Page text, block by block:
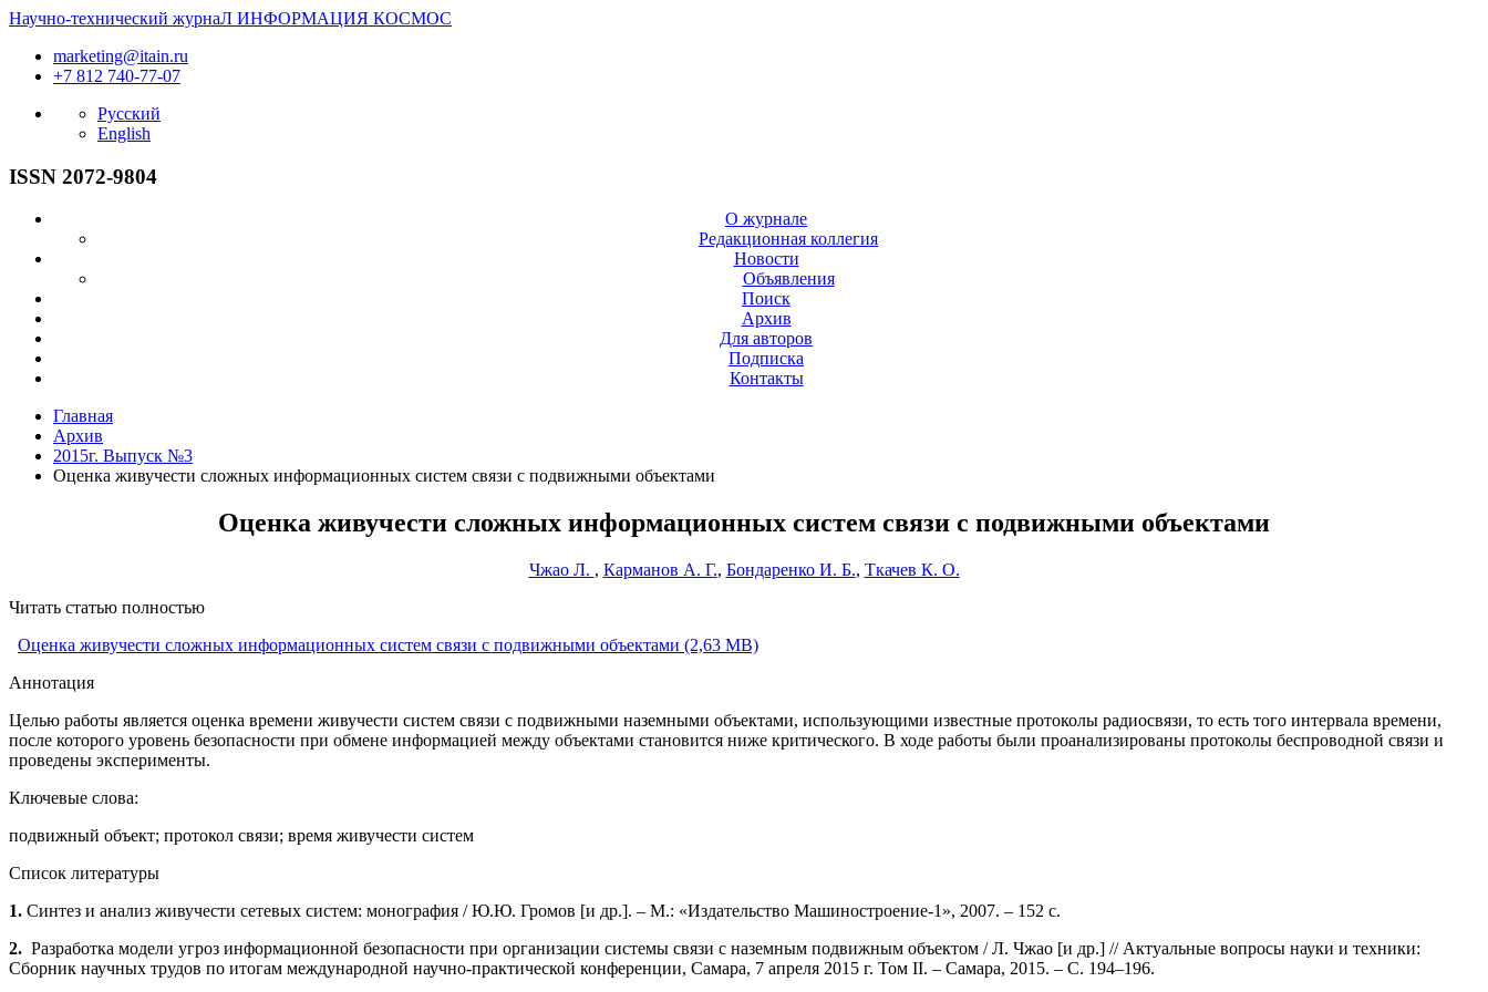
Научно-технический журнаЛ ИНФОРМАЦИЯ КОСМОС
marketing@itain.ru
+7 812 740-77-07
Русский
English
ISSN 2072-9804
О журнале
Редакционная коллегия
Новости
Объявления
Поиск
Архив
Для авторов
Подписка
Контакты
Главная
Архив
2015г. Выпуск №3
Оценка живучести сложных информационных систем связи с подвижными объектами
Оценка живучести сложных информационных систем связи с подвижными объектами
Чжао Л. , Карманов А. Г., Бондаренко И. Б., Ткачев К. О.
Читать статью полностью
Оценка живучести сложных информационных систем связи с подвижными объектами (2,63 MB)
Аннотация
Целью работы является оценка времени живучести систем связи с подвижными наземными объектами, использующими известные протоколы радиосвязи, то есть того интервала времени,
после которого уровень безопасности при обмене информацией между объектами становится ниже критического. В ходе работы были проанализированы протоколы беспроводной связи и
проведены эксперименты.
Ключевые слова:
подвижный объект; протокол связи; время живучести систем
Список литературы
1. Синтез и анализ живучести сетевых систем: моно­графия / Ю.Ю. Громов [и др.]. – М.: «Издательство Маши­ностроение-1», 2007. – 152 с.
2. Разработка модели угроз информационной безопасности при организации системы связи с наземным подвижным объектом / Л. Чжао [и др.] // Актуальные вопросы науки и техники:
Сборник научных трудов по итогам между­народной научно-практической конференции, Самара, 7 апреля 2015 г. Том II. – Самара, 2015. – С. 194–196.